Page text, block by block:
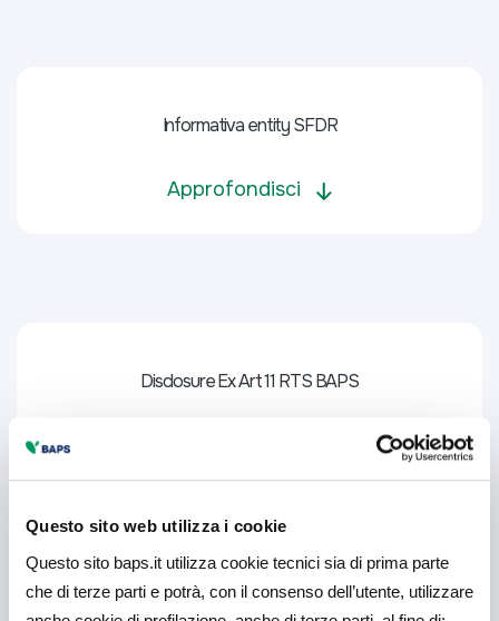
Questo sito web utilizza i cookie
Questo sito baps.it utilizza cookie tecnici sia di prima parte
che di terze parti e potrà, con il consenso dell’utente, utilizzare
Informativa entity SFDR
Approfondisci
Disclosure Ex Art 11 RTS BAPS